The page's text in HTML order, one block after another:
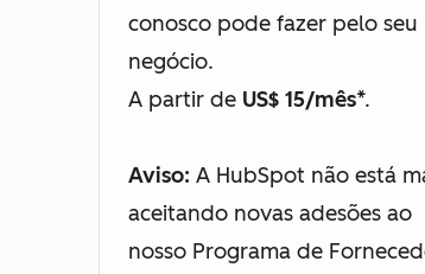
conosco pode fazer pelo seu
negócio.
A partir de US$ 15/mês*.
Aviso: A HubSpot não está
aceitando novas adesões ao
nosso Programa de